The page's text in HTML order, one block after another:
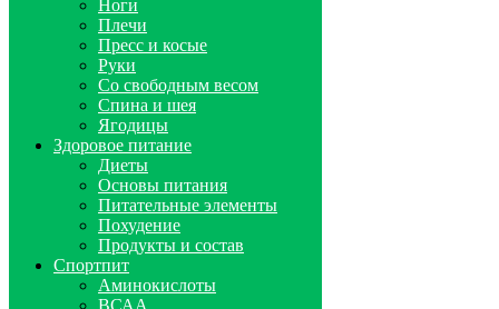
Ноги
Плечи
Пресс и косые
Руки
Со свободным весом
Спина и шея
Ягодицы
Здоровое питание
Диеты
Основы питания
Питательные элементы
Похудение
Продукты и состав
Спортпит
Аминокислоты
ВСАА